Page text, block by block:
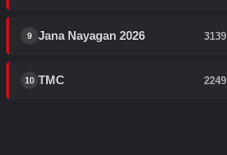
9 Jana Nayagan 2026 3139
10 TMC 2249